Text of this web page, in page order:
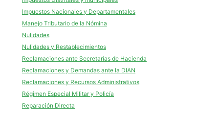
Impuestos Nacionales y Departamentales
Manejo Tributario de la Nómina
Nulidades
Nulidades y Restablecimientos
Reclamaciones ante Secretarías de Hacienda
Reclamaciones y Demandas ante la DIAN
Reclamaciones y Recursos Administrativos
Régimen Especial Militar y Policía
Reparación Directa